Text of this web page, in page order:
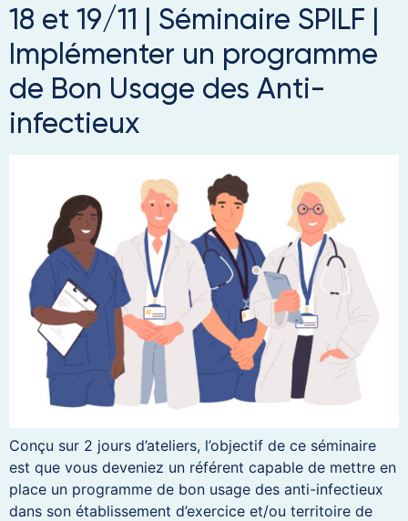
18 et 19/11 | Séminaire SPILF |
Implémenter un programme
de Bon Usage des Anti-
infectieux
Conçu sur 2 jours d’ateliers, l’objectif de ce séminaire
est que vous deveniez un référent capable de mettre en
place un programme de bon usage des anti-infectieux
dans son établissement d’exercice et/ou territoire de